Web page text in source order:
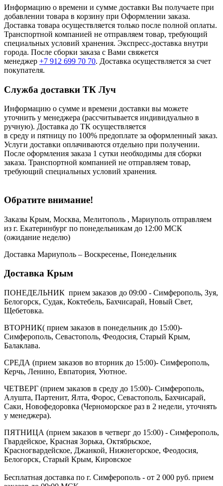
Информацию о времени и сумме доставки Вы получаете при
добавлении товара в корзину при Оформлении заказа.
Доставка товара осуществляется только после полной оплаты.
Транспортной компанией не отправляем товар, требующий
специальных условий хранения. Экспресс-доставка внутри
города. После сборки заказа с Вами свяжется
менеджер +7 912 699 70 70. Доставка осуществляется за счет
покупателя.
Служба доставки ТК Луч
Информацию о сумме и времени доставки вы можете
уточнить у менеджера (рассчитывается индивидуально в
ручную). Доставка до ТК осуществляется
в среду и пятницу по 100% предоплате за оформленный заказ.
Услуги доставки оплачиваются отдельно при получении.
После оформления заказа 1 сутки необходимы для сборки
заказа. Транспортной компанией не отправляем товар,
требующий специальных условий хранения.
Обратите внимание!
Заказы Крым, Москва, Мелитополь , Мариуполь отправляем
из г. Екатеринбург по понедельникам до 12:00 МСК
(ожидание неделю)
Доставка Мариуполь – Воскресенье, Понедельник
Доставка Крым
ПОНЕДЕЛЬНИК прием заказов до 09:00 - Симферополь, Зуя,
Белогорск, Судак, Коктебель, Бахчисарай, Новый Свет,
Щебетовка.
ВТОРНИК( прием заказов в понедельник до 15:00)-
Симферополь, Севастополь, Феодосия, Старый Крым,
Балаклава.
СРЕДА (прием заказов во вторник до 15:00)- Симферополь,
Керчь, Ленино, Евпатория, Уютное.
ЧЕТВЕРГ (прием заказов в среду до 15:00)- Симферополь,
Алушта, Партенит, Ялта, Форос, Севастополь, Бахчисарай,
Саки, Новофедоровка (Черноморское раз в 2 недели, уточнять
у менеджера).
ПЯТНИЦА (прием заказов в четверг до 15:00) - Симферополь,
Гвардейское, Красная Зорька, Октябрьское,
Красногвардейское, Джанкой, Нижнегорское, Феодосия,
Белогорск, Старый Крым, Кировское
Бесплатная доставка по г. Симферополь - от 2 000 руб. прием